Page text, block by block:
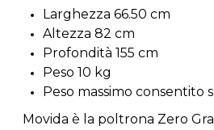
Larghezza 66.50 cm
Altezza 82 cm
Profondità 155 cm
Peso 10 kg
Peso massimo consentito
Movida è la poltrona Zero